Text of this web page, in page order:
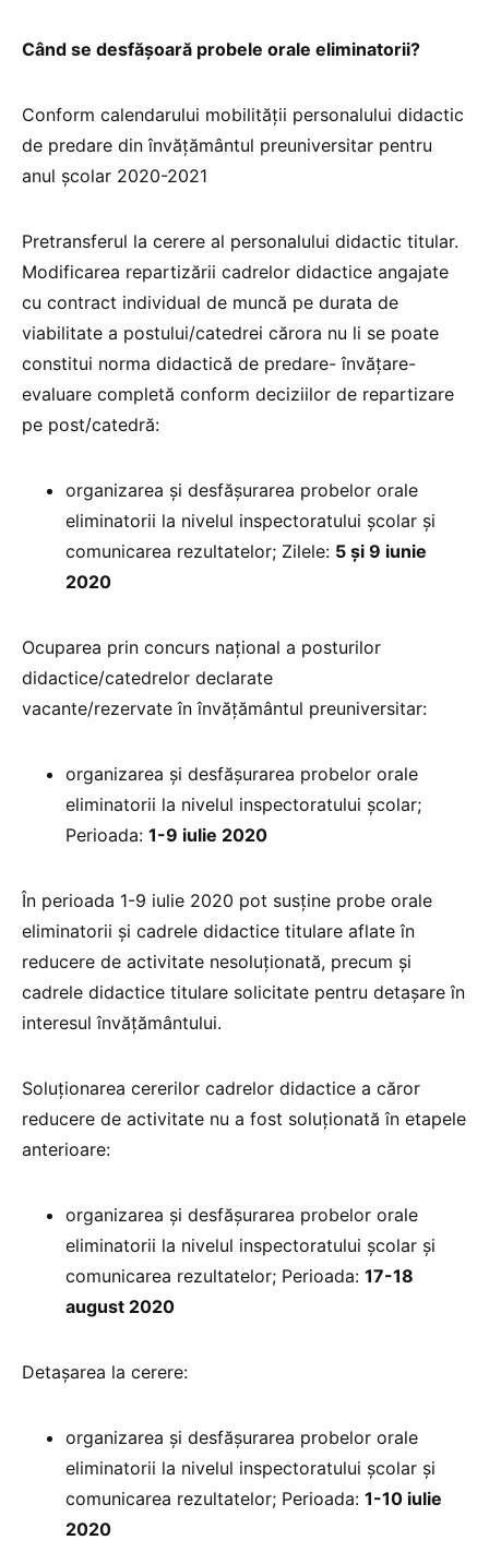
Când se desfășoară probele orale eliminatorii?
Conform calendarului mobilității personalului didactic
de predare din învățământul preuniversitar pentru
anul școlar 2020-2021
Pretransferul la cerere al personalului didactic titular.
Modificarea repartizării cadrelor didactice angajate
cu contract individual de muncă pe durata de
viabilitate a postului/catedrei cărora nu li se poate
constitui norma didactică de predare- învățare-
evaluare completă conform deciziilor de repartizare
pe post/catedră:
organizarea și desfășurarea probelor orale
eliminatorii la nivelul inspectoratului școlar și
comunicarea rezultatelor; Zilele: 5 și 9 iunie
2020
Ocuparea prin concurs național a posturilor
didactice/catedrelor declarate
vacante/rezervate în învățământul preuniversitar:
organizarea și desfășurarea probelor orale
eliminatorii la nivelul inspectoratului școlar;
Perioada: 1-9 iulie 2020
În perioada 1-9 iulie 2020 pot susține probe orale
eliminatorii și cadrele didactice titulare aflate în
reducere de activitate nesoluționată, precum și
cadrele didactice titulare solicitate pentru detașare în
interesul învățământului.
Soluționarea cererilor cadrelor didactice a căror
reducere de activitate nu a fost soluționată în etapele
anterioare:
organizarea și desfășurarea probelor orale
eliminatorii la nivelul inspectoratului școlar și
comunicarea rezultatelor; Perioada: 17-18
august 2020
Detașarea la cerere:
organizarea și desfășurarea probelor orale
eliminatorii la nivelul inspectoratului școlar și
comunicarea rezultatelor; Perioada: 1-10 iulie
2020